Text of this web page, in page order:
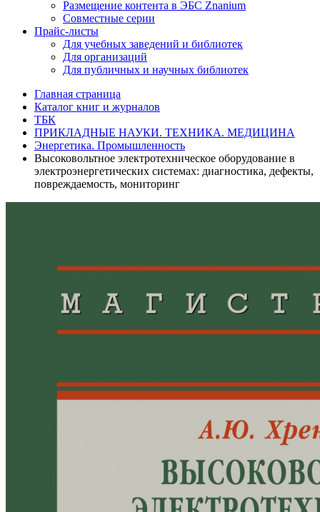
Размещение контента в ЭБС Znanium
Совместные серии
Прайс-листы
Для учебных заведений и библиотек
Для организаций
Для публичных и научных библиотек
Главная страница
Каталог книг и журналов
ТБК
ПРИКЛАДНЫЕ НАУКИ. ТЕХНИКА. МЕДИЦИНА
Энергетика. Промышленность
Высоковольтное электротехническое оборудование в
электроэнергетических системах: диагностика, дефекты,
повреждаемость, мониторинг